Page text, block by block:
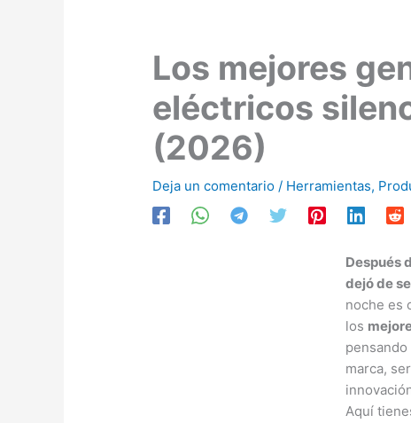
Los mejores
eléctricos
(2026)
Deja un comentario / Herramientas,
Después
dejó de
noche es
los
pensando
marca,
Aquí